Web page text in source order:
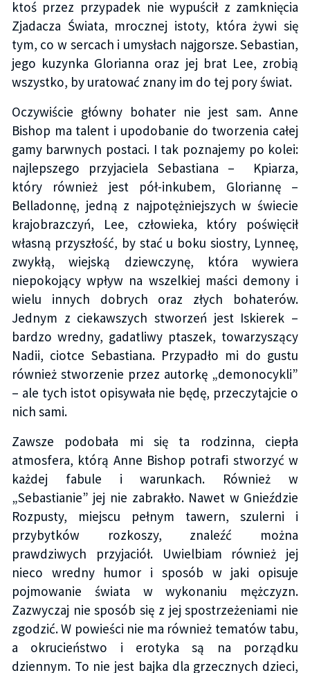
ktoś przez przypadek nie wypuścił z zamknięcia
Zjadacza Świata, mrocznej istoty, która żywi się
tym, co w sercach i umysłach najgorsze. Sebastian,
jego kuzynka Glorianna oraz jej brat Lee, zrobią
wszystko, by uratować znany im do tej pory świat.
Oczywiście główny bohater nie jest sam. Anne
Bishop ma talent i upodobanie do tworzenia całej
gamy barwnych postaci. I tak poznajemy po kolei:
najlepszego przyjaciela Sebastiana – Kpiarza,
który również jest pół-inkubem, Gloriannę –
Belladonnę, jedną z najpotężniejszych w świecie
krajobrazczyń, Lee, człowieka, który poświęcił
własną przyszłość, by stać u boku siostry, Lynneę,
zwykłą, wiejską dziewczynę, która wywiera
niepokojący wpływ na wszelkiej maści demony i
wielu innych dobrych oraz złych bohaterów.
Jednym z ciekawszych stworzeń jest Iskierek –
bardzo wredny, gadatliwy ptaszek, towarzyszący
Nadii, ciotce Sebastiana. Przypadło mi do gustu
również stworzenie przez autorkę „demonocykli”
– ale tych istot opisywała nie będę, przeczytajcie o
nich sami.
Zawsze podobała mi się ta rodzinna, ciepła
atmosfera, którą Anne Bishop potrafi stworzyć w
każdej fabule i warunkach. Również w
„Sebastianie” jej nie zabrakło. Nawet w Gnieździe
Rozpusty, miejscu pełnym tawern, szulerni i
przybytków rozkoszy, znaleźć można
prawdziwych przyjaciół. Uwielbiam również jej
nieco wredny humor i sposób w jaki opisuje
pojmowanie świata w wykonaniu mężczyzn.
Zazwyczaj nie sposób się z jej spostrzeżeniami nie
zgodzić. W powieści nie ma również tematów tabu,
a okrucieństwo i erotyka są na porządku
dziennym. To nie jest bajka dla grzecznych dzieci,